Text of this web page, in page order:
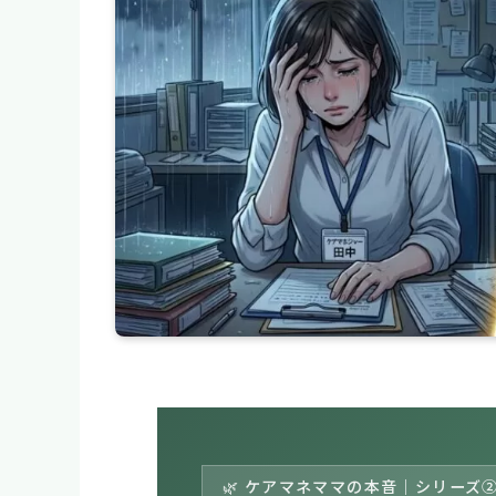
🌿 ケアマネママの本音｜シリーズ